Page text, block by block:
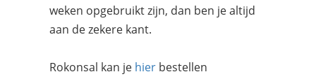
weken opgebruikt zijn, dan ben je altijd
aan de zekere kant.
Rokonsal kan je hier bestellen